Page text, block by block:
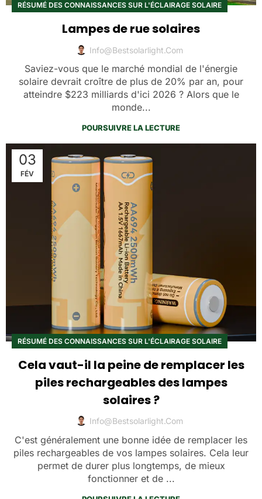
RÉSUMÉ DES CONNAISSANCES SUR L'ÉCLAIRAGE SOLAIRE
Lampes de rue solaires
Info@bestsolarlight.com
Saviez-vous que le marché mondial de l'énergie
solaire devrait croître de plus de 20% par an, pour
atteindre $223 milliards d'ici 2026 ? Alors que le
monde...
POURSUIVRE LA LECTURE
03
FÉV
RÉSUMÉ DES CONNAISSANCES SUR L'ÉCLAIRAGE SOLAIRE
Cela vaut-il la peine de remplacer les
piles rechargeables des lampes
solaires ?
Info@bestsolarlight.com
C'est généralement une bonne idée de remplacer les
piles rechargeables de vos lampes solaires. Cela leur
permet de durer plus longtemps, de mieux
fonctionner et de ...